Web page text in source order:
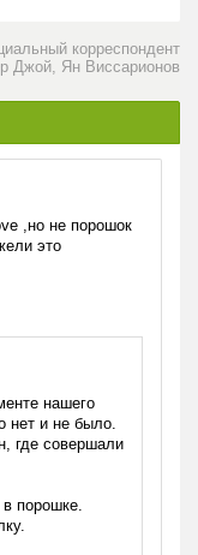
корреспондент
Джой, Ян Виссарионов
,но не порошок
это
нашего
нет и не было.
где совершали
порошке.